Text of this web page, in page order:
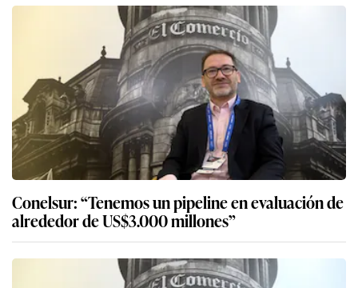
Conelsur: “Tenemos un pipeline en evaluación de
alrededor de US$3.000 millones”